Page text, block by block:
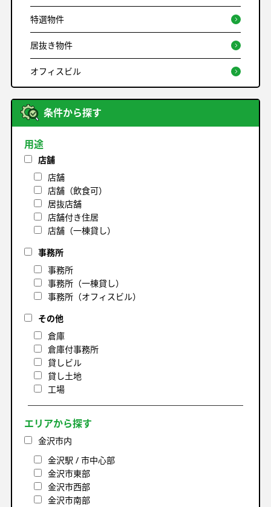
特選物件
居抜き物件
オフィスビル
条件から探す
用途
店舗
店舗
店舗（飲食可）
居抜店舗
店舗付き住居
店舗（一棟貸し）
事務所
事務所
事務所（一棟貸し）
事務所（オフィスビル）
その他
倉庫
倉庫付事務所
貸しビル
貸し土地
工場
エリアから探す
金沢市内
金沢駅 / 市中心部
金沢市東部
金沢市西部
金沢市南部